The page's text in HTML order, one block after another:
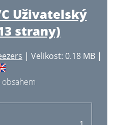
Uživatelský
strany)
| Velikost: 0.18 MB |
obsahem